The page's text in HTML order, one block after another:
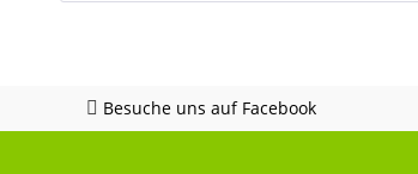
Besuche uns auf Facebook